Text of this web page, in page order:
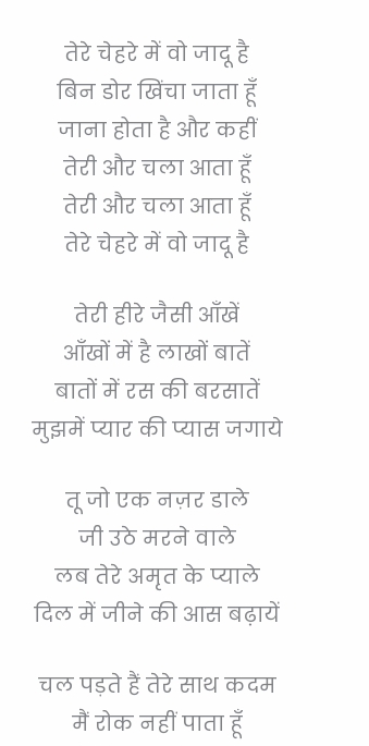
तेरे चेहरे में वो जादू है
बिन डोर खिंचा जाता हूँ
जाना होता है और कहीं
तेरी और चला आता हूँ
तेरी और चला आता हूँ
तेरे चेहरे में वो जादू है
तेरी हीरे जैसी आँखें
आँखों में है लाखों बातें
बातों में रस की बरसातें
मुझमें प्यार की प्यास जगाये
तू जो एक नज़र डाले
जी उठे मरने वाले
लब तेरे अमृत के प्याले
दिल में जीने की आस बढ़ायें
चल पड़ते हैं तेरे साथ कदम
मैं रोक नहीं पाता हूँ